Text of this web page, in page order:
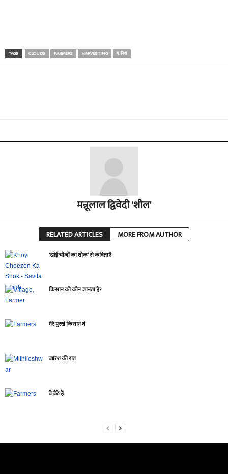
TAGS CLOUDS FARMERS HARVESTING बारिश
मन्नूलाल द्विवेदी 'शील'
RELATED ARTICLES MORE FROM AUTHOR
‘खोई चीज़ों का शोक’ से कविताएँ
किसान को कौन जानता है?
मेरे पुरखे किसान थे
बारिश की रात
वे बैठे हैं